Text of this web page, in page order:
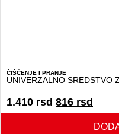
ČIŠĆENJE I PRANJE
UNIVERZALNO SREDSTVO
1.410rsd 816 rsd